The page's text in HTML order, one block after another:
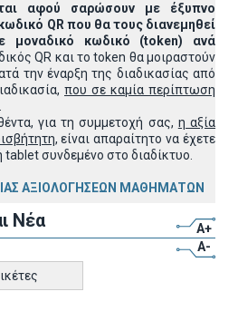
αφού σαρώσουν με έξυπνο
QR που θα τους διανεμηθεί
μοναδικό κωδικό (token) ανά
QR και το token θα μοιραστούν
την έναρξη της διαδικασίας από
που σε καμία περίπτωση
για τη συμμετοχή σας, η αξία
, είναι απαραίτητο να έχετε
tablet συνδεμένο στο διαδίκτυο.
ΑΞΙΟΛΟΓΗΣΕΩΝ ΜΑΘΗΜΑΤΩΝ
Νέα
A+
A-